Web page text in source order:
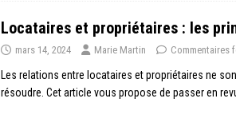
Locataires et propriétaires : les
mars 14, 2024 Marie Martin Commentaires
Les relations entre locataires et propriétaires ne
résoudre. Cet article vous propose de passer en